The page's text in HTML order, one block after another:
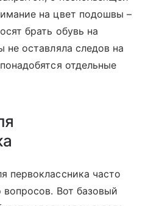
на цвет подошвы –
брать обувь на
не оставляла следов на
отдельные
первоклассника часто
Вот базовый